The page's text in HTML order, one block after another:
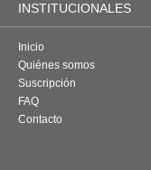
INSTITUCIONALES
Inicio
Quiénes somos
Suscripción
FAQ
Contacto